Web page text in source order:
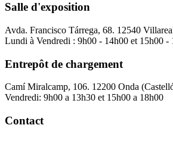
Salle d'exposition
Avda. Francisco Tárrega, 68. 12540
Lundi à Vendredi : 9h00 - 14h00 et 15h00 -
Entrepôt de chargement
Camí Miralcamp, 106. 12200 Onda
Vendredi: 9h00 a 13h30 et 15h00 a 18h00
Contact